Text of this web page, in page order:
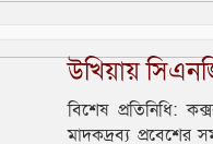
উখিয়ায়
বিশেষ প্রতিনিধি:
মাদকদ্রব্য